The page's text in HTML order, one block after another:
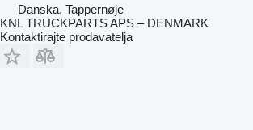
Danska, Tappernøje
KNL TRUCKPARTS APS – DENMARK
Kontaktirajte prodavatelja